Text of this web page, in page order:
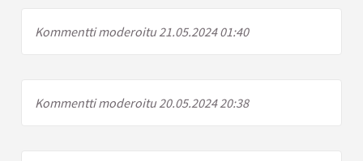
Kommentti moderoitu 21.05.2024 01:40
Kommentti moderoitu 20.05.2024 20:38